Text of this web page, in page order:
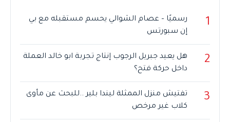
1
رسميًا – عصام الشوالي يحسم مستقبله مع بي
إن سبورتس
2
هل يعيد جبريل الرجوب إنتاج تجربة ابو خالد العملة
داخل حركة فتح؟
3
تفتيش منزل الممثلة ليندا بلير ..للبحث عن مأوى
كلاب غير مرخص